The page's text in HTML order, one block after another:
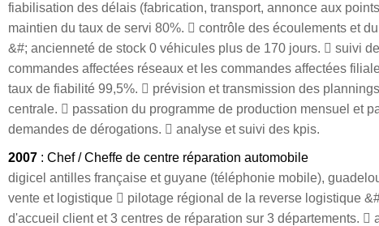
fiabilisation des délais (fabrication, transport, annonce aux
maintien du taux de servi 80%.  contrôle des écoulements et
&#; ancienneté de stock 0 véhicules plus de 170 jours.  suivi
commandes affectées réseaux et les commandes affectées
taux de fiabilité 99,5%.  prévision et transmission des
centrale.  passation du programme de production mensuel et
demandes de dérogations.  analyse et suivi des kpis.
2007 : Chef / Cheffe de centre réparation automobile
digicel antilles française et guyane (téléphonie mobile),
vente et logistique  pilotage régional de la reverse logistique
d'accueil client et 3 centres de réparation sur 3 départements. 